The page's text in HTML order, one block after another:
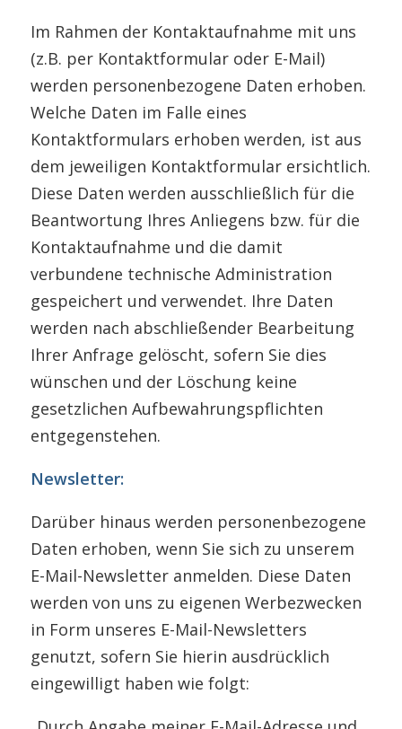
Im Rahmen der Kontaktaufnahme mit uns
(z.B. per Kontaktformular oder E-Mail)
werden personenbezogene Daten erhoben.
Welche Daten im Falle eines
Kontaktformulars erhoben werden, ist aus
dem jeweiligen Kontaktformular ersichtlich.
Diese Daten werden ausschließlich für die
Beantwortung Ihres Anliegens bzw. für die
Kontaktaufnahme und die damit
verbundene technische Administration
gespeichert und verwendet. Ihre Daten
werden nach abschließender Bearbeitung
Ihrer Anfrage gelöscht, sofern Sie dies
wünschen und der Löschung keine
gesetzlichen Aufbewahrungspflichten
entgegenstehen.
Newsletter:
Darüber hinaus werden personenbezogene
Daten erhoben, wenn Sie sich zu unserem
E-Mail-Newsletter anmelden. Diese Daten
werden von uns zu eigenen Werbezwecken
in Form unseres E-Mail-Newsletters
genutzt, sofern Sie hierin ausdrücklich
eingewilligt haben wie folgt: